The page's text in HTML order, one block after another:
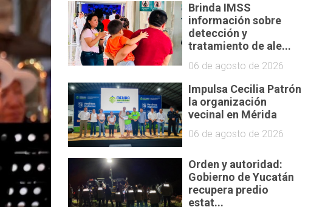
Brinda IMSS
información sobre
detección y
tratamiento de ale...
06 de agosto de 2026
Impulsa Cecilia Patrón
la organización
vecinal en Mérida
06 de agosto de 2026
Orden y autoridad:
Gobierno de Yucatán
recupera predio
estat...